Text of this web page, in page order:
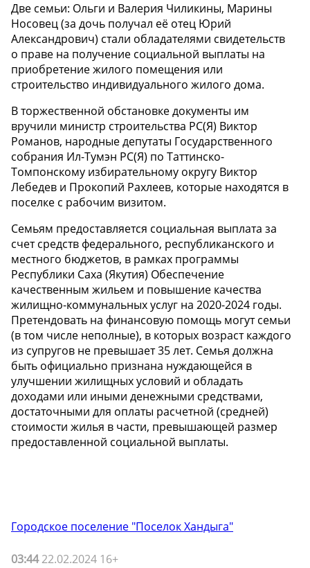
Две семьи: Ольги и Валерия Чиликины, Марины
Носовец (за дочь получал её отец Юрий
Александрович) стали обладателями свидетельств
о праве на получение социальной выплаты на
приобретение жилого помещения или
строительство индивидуального жилого дома.
В торжественной обстановке документы им
вручили министр строительства РС(Я) Виктор
Романов, народные депутаты Государственного
собрания Ил-Тумэн РС(Я) по Таттинско-
Томпонскому избирательному округу Виктор
Лебедев и Прокопий Рахлеев, которые находятся в
поселке с рабочим визитом.
Семьям предоставляется социальная выплата за
счет средств федерального, республиканского и
местного бюджетов, в рамках программы
Республики Саха (Якутия) Обеспечение
качественным жильем и повышение качества
жилищно-коммунальных услуг на 2020-2024 годы.
Претендовать на финансовую помощь могут семьи
(в том числе неполные), в которых возраст каждого
из супругов не превышает 35 лет. Семья должна
быть официально признана нуждающейся в
улучшении жилищных условий и обладать
доходами или иными денежными средствами,
достаточными для оплаты расчетной (средней)
стоимости жилья в части, превышающей размер
предоставленной социальной выплаты.
Городское поселение "Поселок Хандыга"
03:4422.02.2024 16+